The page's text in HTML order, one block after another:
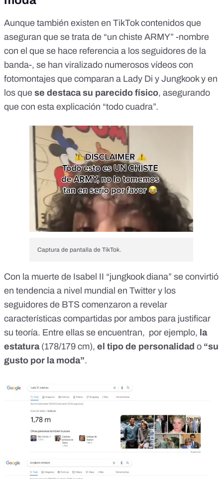
Aunque también existen en TikTokcontenidos que
aseguran que se trata de “un chiste ARMY” -nombre
con el que se hace referencia a los seguidores de la
banda-, se han viralizado numerosos vídeos con
fotomontajes que comparan a Lady Di y Jungkook y en
los que se destaca su parecido físico, asegurando
que con esta explicación “todo cuadra”.
Captura de pantalla de TikTok.
Con la muerte de Isabel II “jungkook diana” se convirtió
en tendencia a nivel mundial en Twitter y los
seguidores de BTS comenzaron a revelar
características compartidas por ambos para justificar
su teoría. Entre ellas se encuentran, por ejemplo, la
estatura (178/179 cm), el tipo de personalidad o “su
gusto por la moda”.